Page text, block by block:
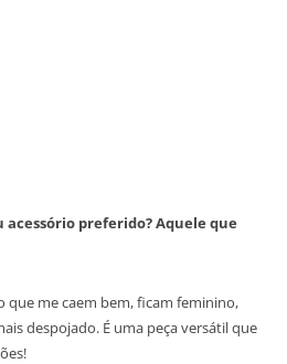
acessório preferido? Aquele que
que me caem bem, ficam feminino,
despojado. É uma peça versátil que